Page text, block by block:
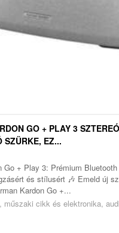
GO + PLAY 3
SZÜRKE, EZ...
Go + Play 3: Prémium
és stílusért 🎶 Emeld új
Kardon Go +...
műszaki cikk és elektronika,